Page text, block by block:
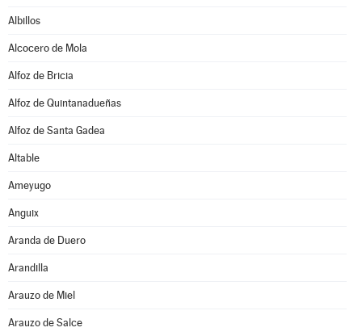
Albillos
Alcocero de Mola
Alfoz de Bricia
Alfoz de Quintanadueñas
Alfoz de Santa Gadea
Altable
Ameyugo
Anguix
Aranda de Duero
Arandilla
Arauzo de Miel
Arauzo de Salce